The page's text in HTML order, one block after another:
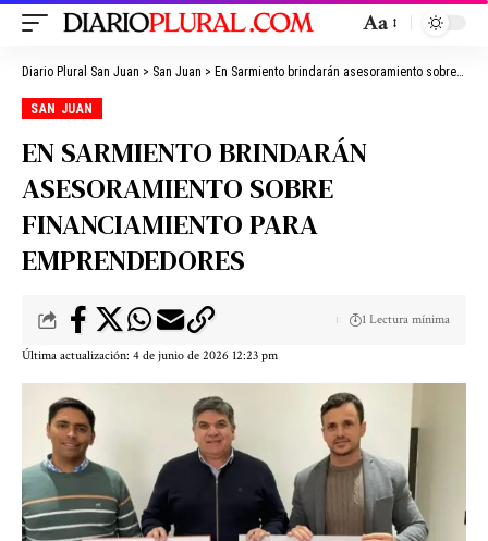
Aa
Diario Plural San Juan > San Juan > En Sarmiento brindarán asesoramiento sobre financiamiento para emprendedores
SAN JUAN
EN SARMIENTO BRINDARÁN
ASESORAMIENTO SOBRE
FINANCIAMIENTO PARA
EMPRENDEDORES
Última actualización: 4 de junio de 2026 12:23 pm
1 Lectura mínima